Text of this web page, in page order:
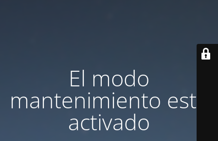
El modo
mantenimiento está
activado